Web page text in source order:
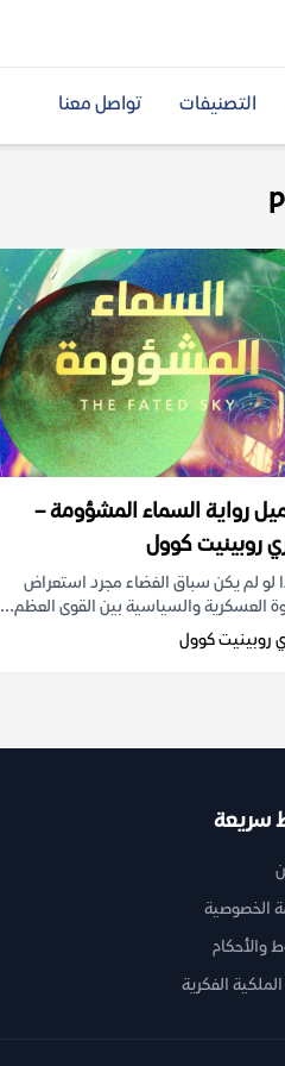
التصنيفات تواصل معنا
رواية السماء المشؤومة –
روبينيت كوول
لو لم يكن سباق الفضاء مجرد استعراض
العسكرية والسياسية بين القوى العظم...
روبينيت كوول
سريعة
الخصوصية
والأحكام
الفكرية